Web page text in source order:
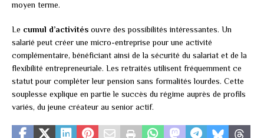
moyen terme.
Le cumul d’activités ouvre des possibilités intéressantes. Un
salarié peut créer une micro-entreprise pour une activité
complémentaire, bénéficiant ainsi de la sécurité du salariat et de la
flexibilité entrepreneuriale. Les retraités utilisent fréquemment ce
statut pour compléter leur pension sans formalités lourdes. Cette
souplesse explique en partie le succès du régime auprès de profils
variés, du jeune créateur au senior actif.